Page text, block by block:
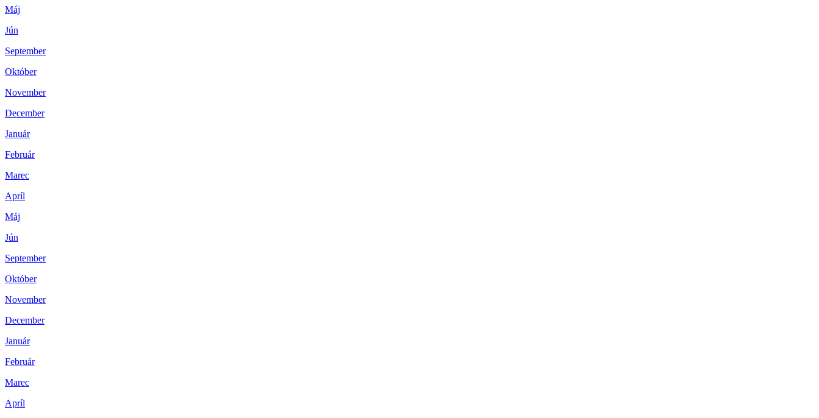
Máj
Jún
September
Október
November
December
Január
Február
Marec
Apríl
Máj
Jún
September
Október
November
December
Január
Február
Marec
Apríl